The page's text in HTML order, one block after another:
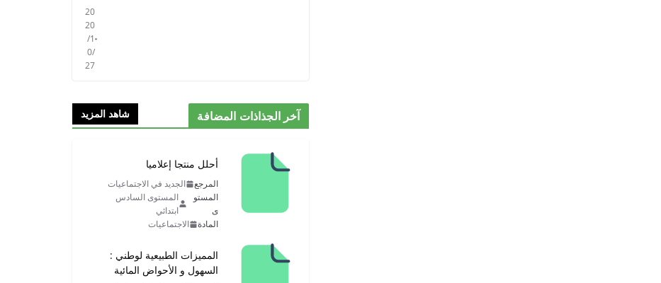
20
20
/1
0/
27
آخر الجذاذات المضافة شاهد المزيد
أحلل منتجا إعلاميا
المرجع
الجديد في الاجتماعيات
المستو
ى
المستوى السادس
ابتدائي
المادة
الاجتماعيات
المميزات الطبيعية لوطني :
السهول و الأحواض المائية